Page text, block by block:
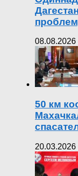
08.08.2026
50 км
20.03.2026